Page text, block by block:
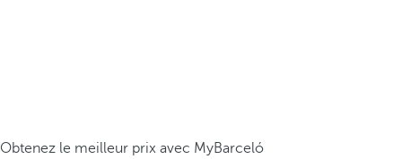
Obtenez le meilleur prix avec MyBarceló